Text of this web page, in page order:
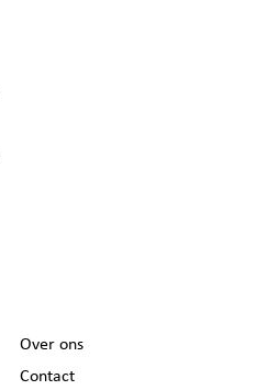
Over ons
Contact